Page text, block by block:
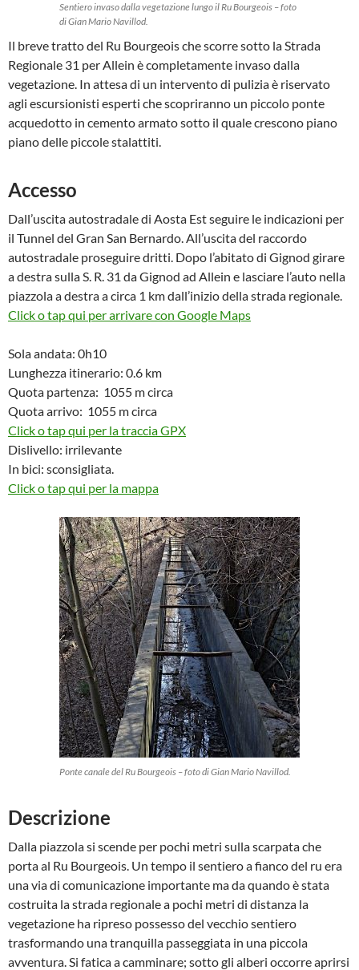
Sentiero invaso dalla vegetazione lungo il Ru Bourgeois – foto
di Gian Mario Navillod.
Il breve tratto del Ru Bourgeois che scorre sotto la Strada
Regionale 31 per Allein è completamente invaso dalla
vegetazione. In attesa di un intervento di pulizia è riservato
agli escursionisti esperti che scopriranno un piccolo ponte
acquedotto in cemento armato sotto il quale crescono piano
piano delle piccole stalattiti.
Accesso
Dall’uscita autostradale di Aosta Est seguire le indicazioni per
il Tunnel del Gran San Bernardo. All’uscita del raccordo
autostradale proseguire dritti. Dopo l’abitato di Gignod girare
a destra sulla S. R. 31 da Gignod ad Allein e lasciare l’auto nella
piazzola a destra a circa 1 km dall’inizio della strada regionale.
Click o tap qui per arrivare con Google Maps
Sola andata: 0h10
Lunghezza itinerario: 0.6 km
Quota partenza: 1055 m circa
Quota arrivo: 1055 m circa
Click o tap qui per la traccia GPX
Dislivello: irrilevante
In bici: sconsigliata.
Click o tap qui per la mappa
Ponte canale del Ru Bourgeois – foto di Gian Mario Navillod.
Descrizione
Dalla piazzola si scende per pochi metri sulla scarpata che
porta al Ru Bourgeois. Un tempo il sentiero a fianco del ru era
una via di comunicazione importante ma da quando è stata
costruita la strada regionale a pochi metri di distanza la
vegetazione ha ripreso possesso del vecchio sentiero
trasformando una tranquilla passeggiata in una piccola
avventura. Si fatica a camminare; sotto gli alberi occorre aprirsi